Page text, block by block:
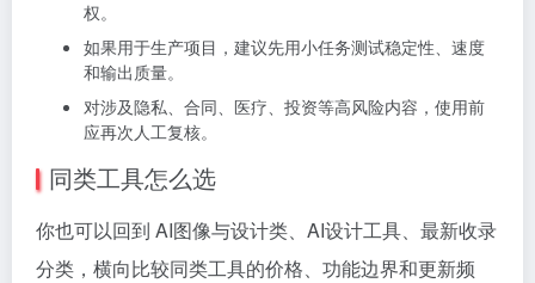
权。
如果用于生产项目，建议先用小任务测试稳定性、速度
和输出质量。
对涉及隐私、合同、医疗、投资等高风险内容，使用前
应再次人工复核。
同类工具怎么选
你也可以回到 AI图像与设计类、AI设计工具、最新收录
分类，横向比较同类工具的价格、功能边界和更新频